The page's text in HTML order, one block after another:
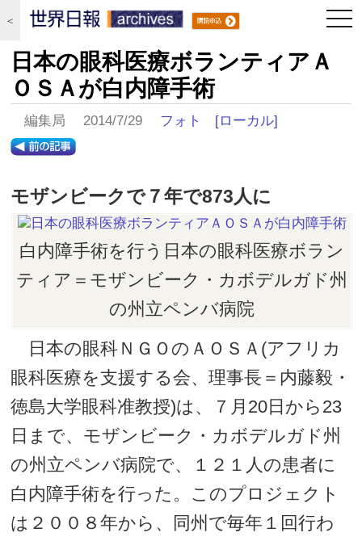
＜
日本の眼科医療ボランティアＡ
ＯＳＡが白内障手術
編集局 2014/7/29 フォト [ローカル]
モザンビークで７年で873人に
白内障手術を行う日本の眼科医療ボラン
ティア＝モザンビーク・カボデルガド州
の州立ペンバ病院
日本の眼科ＮＧＯのＡＯＳＡ(アフリカ
眼科医療を支援する会、理事長＝内藤毅・
徳島大学眼科准教授)は、７月20日から23
日まで、モザンビーク・カボデルガド州
の州立ペンバ病院で、１２１人の患者に
白内障手術を行った。このプロジェクト
は２００８年から、同州で毎年１回行わ